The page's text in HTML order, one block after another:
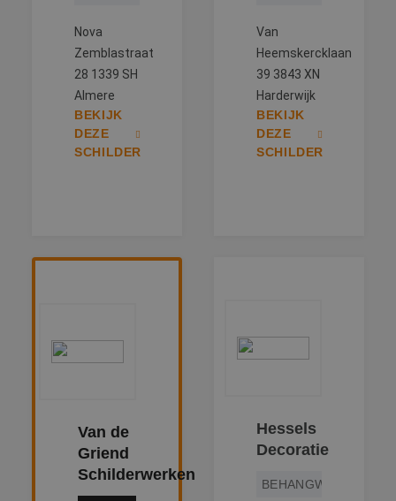
Nova
Zemblastraat
28 1339 SH
Almere
BEKIJK
DEZE
SCHILDER
Van
Heemskercklaan
39 3843 XN
Harderwijk
BEKIJK
DEZE
SCHILDER
Van de
Griend
Schilderwerken
Hessels
Decoratie
BEHANGWERK